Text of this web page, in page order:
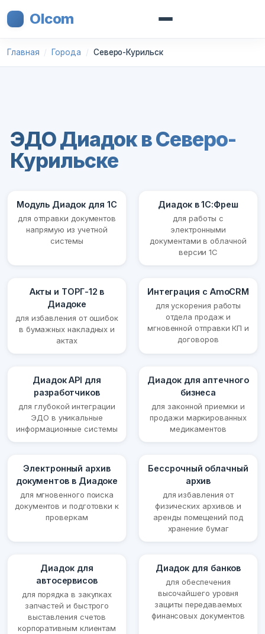
Olcom
Главная Города Северо-Курильск
ЭДО Диадок в Северо-
Курильске
Модуль Диадок для 1С
для отправки документов
напрямую из учетной
системы
Диадок в 1С:Фреш
для работы с
электронными
документами в облачной
версии 1С
Акты и ТОРГ-12 в
Диадоке
для избавления от ошибок
в бумажных накладных и
актах
Интеграция с AmoCRM
для ускорения работы
отдела продаж и
мгновенной отправки КП и
договоров
Диадок API для
разработчиков
для глубокой интеграции
ЭДО в уникальные
информационные системы
Диадок для аптечного
бизнеса
для законной приемки и
продажи маркированных
медикаментов
Электронный архив
документов в Диадоке
для мгновенного поиска
документов и подготовки к
проверкам
Бессрочный облачный
архив
для избавления от
физических архивов и
аренды помещений под
хранение бумаг
Диадок для
автосервисов
для порядка в закупках
запчастей и быстрого
выставления счетов
корпоративным клиентам
Диадок для банков
для обеспечения
высочайшего уровня
защиты передаваемых
финансовых документов